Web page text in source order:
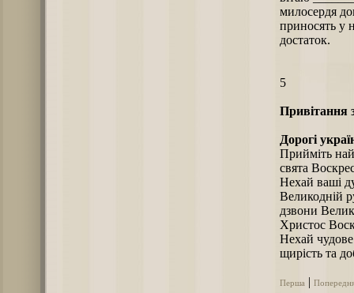
милосердя
приносять у
достаток.
5
Привітання
Дорогі
Прийміть
свята
Нехай ваші
Великодній
дзвони
Христос
Нехай
щирість та
Перша